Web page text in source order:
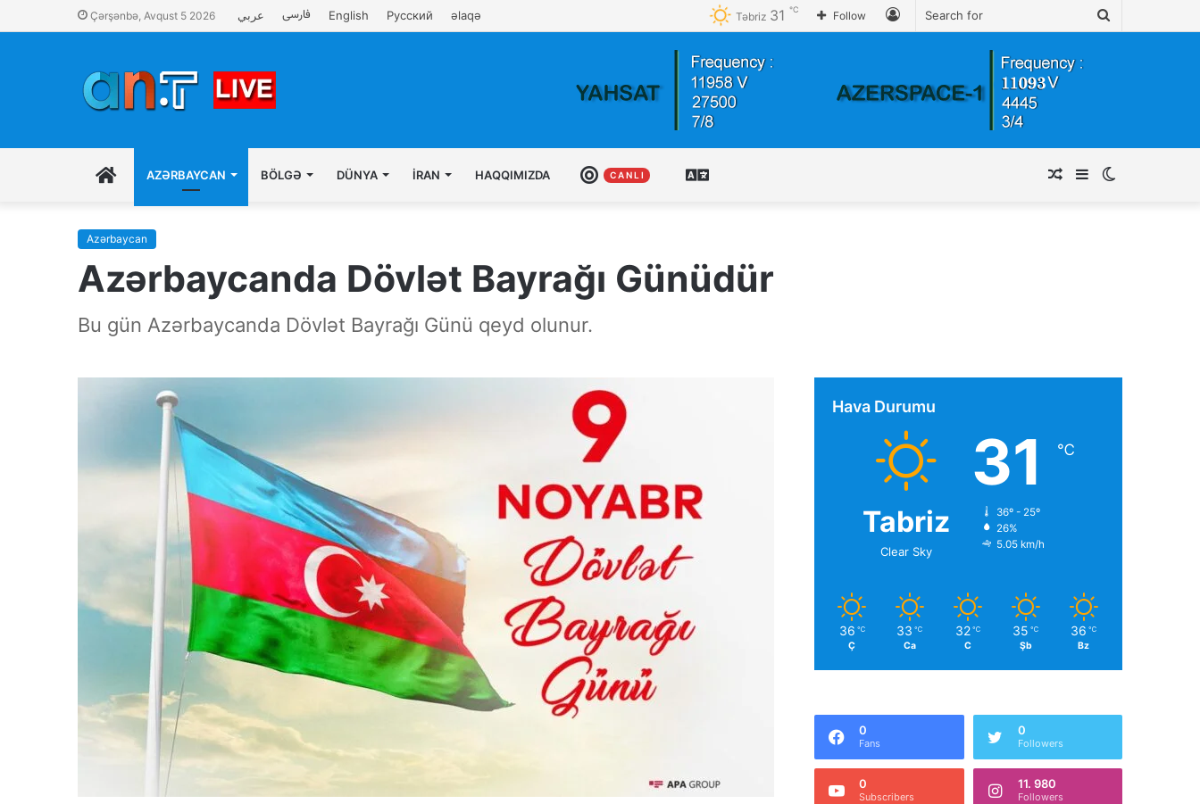
Çərşənbə, Avqust 5 2026 عربي فارسی English Русский əlaqə Follow
Təbriz 31 ℃
İLK
SƏHIFƏ
AZƏRBAYCAN BÖLGƏ DÜNYA İRAN HAQQIMIZDA CANLI
C A N L I Sidebar
Random
Azərbaycan
Azərbaycanda Dövlət Bayrağı Günüdür
Bu gün Azərbaycanda Dövlət Bayrağı Günü qeyd olunur.
Hava Durumu
Tabriz
Clear Sky
31 ℃
36º - 25º
26%
5.05 km/h
36 ℃
Ç
33 ℃
Ca
32 ℃
C
35 ℃
Şb
36 ℃
Bz
0
Fans
0
Followers
0
Subscribers
11. 980
Followers